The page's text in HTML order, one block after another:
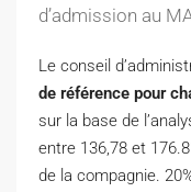
d’admission au
Le conseil
de référence pour
sur la base de
entre 136,78 et
de la compagnie.